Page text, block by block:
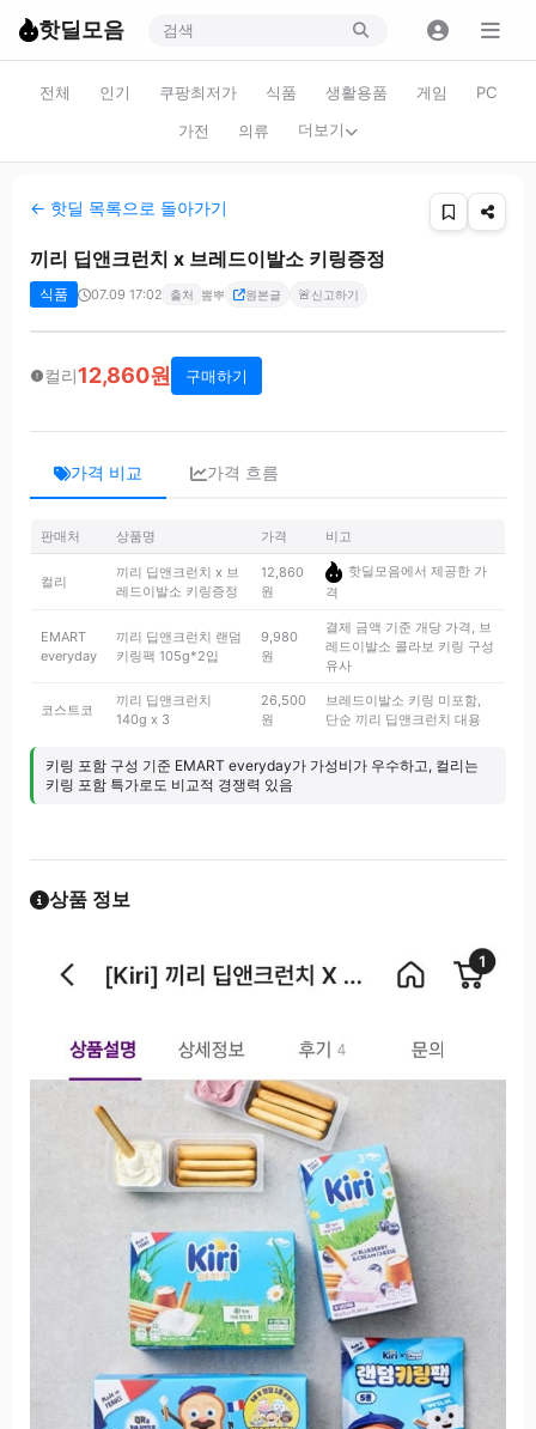
핫딜모음
전체 인기 쿠팡최저가 식품 생활용품 게임
PC
가전
의류 더보기
← 핫딜 목록으로 돌아가기
끼리 딥앤크런치 x 브레드이발소 키링증정
식품 07.09 17:02 출처 뽐뿌 원본글 🚨신고하기
컬리12,860원 구매하기
가격 비교 가격 흐름
판매처 상품명 가격 비고
컬리
끼리 딥앤크런치 x 브
레드이발소 키링증정
12,860
원
핫딜모음에서 제공한 가
격
EMART
everyday
끼리 딥앤크런치 랜덤
키링팩 105g*2입
9,980
원
결제 금액 기준 개당 가격, 브
레드이발소 콜라보 키링 구성
유사
코스트코
끼리 딥앤크런치
140g x 3
26,500
원
브레드이발소 키링 미포함,
단순 끼리 딥앤크런치 대용
키링 포함 구성 기준 EMART everyday가 가성비가 우수하고, 컬리는
키링 포함 특가로도 비교적 경쟁력 있음
상품 정보